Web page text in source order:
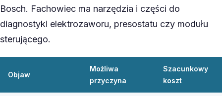
Bosch. Fachowiec ma narzędzia i części do
diagnostyki elektrozaworu, presostatu czy modułu
sterującego.
Objaw
Możliwa
przyczyna
Szacunkowy
koszt